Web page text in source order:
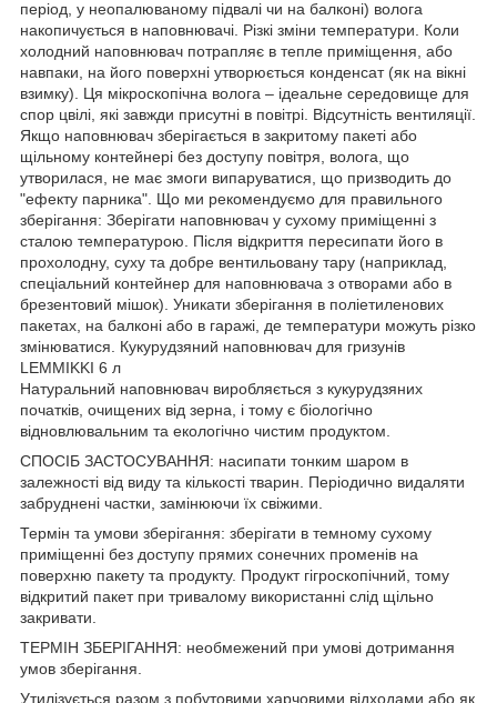
період, у неопалюваному підвалі чи на балконі) волога
накопичується в наповнювачі. Різкі зміни температури. Коли
холодний наповнювач потрапляє в тепле приміщення, або
навпаки, на його поверхні утворюється конденсат (як на вікні
взимку). Ця мікроскопічна волога – ідеальне середовище для
спор цвілі, які завжди присутні в повітрі. Відсутність вентиляції.
Якщо наповнювач зберігається в закритому пакеті або
щільному контейнері без доступу повітря, волога, що
утворилася, не має змоги випаруватися, що призводить до
"ефекту парника". Що ми рекомендуємо для правильного
зберігання: Зберігати наповнювач у сухому приміщенні з
сталою температурою. Після відкриття пересипати його в
прохолодну, суху та добре вентильовану тару (наприклад,
спеціальний контейнер для наповнювача з отворами або в
брезентовий мішок). Уникати зберігання в поліетиленових
пакетах, на балконі або в гаражі, де температури можуть різко
змінюватися. Кукурудзяний наповнювач для гризунів
LEMMIKKI 6 л
Натуральний наповнювач виробляється з кукурудзяних
початків, очищених від зерна, і тому є біологічно
відновлювальним та екологічно чистим продуктом.
СПОСІБ ЗАСТОСУВАННЯ: насипати тонким шаром в
залежності від виду та кількості тварин. Періодично видаляти
забруднені частки, замінюючи їх свіжими.
Термін та умови зберігання: зберігати в темному сухому
приміщенні без доступу прямих сонечних променів на
поверхню пакету та продукту. Продукт гігроскопічний, тому
відкритий пакет при тривалому використанні слід щільно
закривати.
ТЕРМІН ЗБЕРІГАННЯ: необмежений при умові дотримання
умов зберігання.
Утилізується разом з побутовими харчовими відходами або як